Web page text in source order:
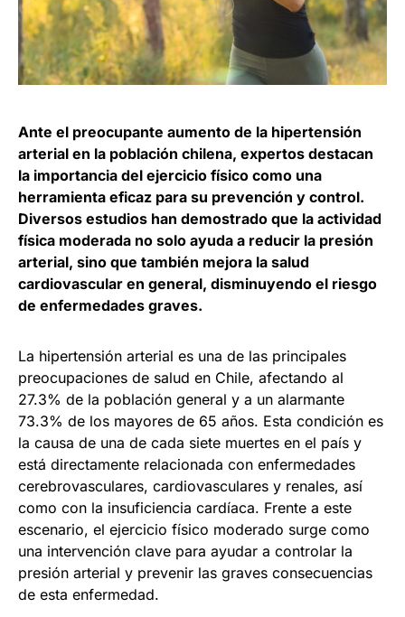
Ante el preocupante aumento de la hipertensión
arterial en la población chilena, expertos destacan
la importancia del ejercicio físico como una
herramienta eficaz para su prevención y control.
Diversos estudios han demostrado que la actividad
física moderada no solo ayuda a reducir la presión
arterial, sino que también mejora la salud
cardiovascular en general, disminuyendo el riesgo
de enfermedades graves.
La hipertensión arterial es una de las principales
preocupaciones de salud en Chile, afectando al
27.3% de la población general y a un alarmante
73.3% de los mayores de 65 años. Esta condición es
la causa de una de cada siete muertes en el país y
está directamente relacionada con enfermedades
cerebrovasculares, cardiovasculares y renales, así
como con la insuficiencia cardíaca. Frente a este
escenario, el ejercicio físico moderado surge como
una intervención clave para ayudar a controlar la
presión arterial y prevenir las graves consecuencias
de esta enfermedad.